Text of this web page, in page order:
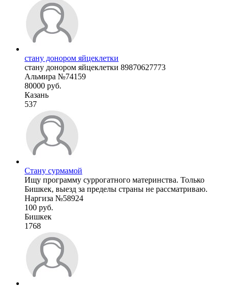
стану донором яйцеклетки
стану донором яйцеклетки 89870627773
Альмира №74159
80000 руб.
Казань
537
Стану сурмамой
Ищу программу суррогатного материнства. Только
Бишкек, выезд за пределы страны не рассматриваю.
Наргиза №58924
100 руб.
Бишкек
1768